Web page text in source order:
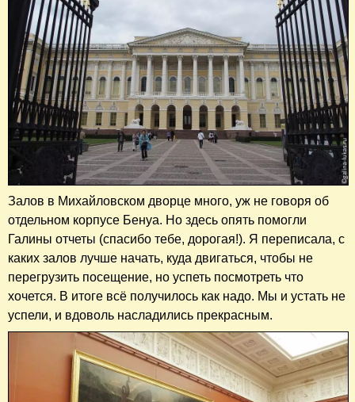
Залов в Михайловском дворце много, уж не говоря об
отдельном корпусе Бенуа. Но здесь опять помогли
Галины отчеты (спасибо тебе, дорогая!). Я переписала, с
каких залов лучше начать, куда двигаться, чтобы не
перегрузить посещение, но успеть посмотреть что
хочется. В итоге всё получилось как надо. Мы и устать не
успели, и вдоволь насладились прекрасным.